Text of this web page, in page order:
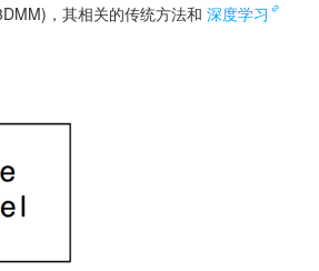
，其相关的传统方法和 深度学习